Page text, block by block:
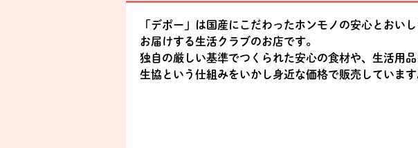
「デポー」は国産にこだわったホンモノの安心とおい
お届けする生活クラブのお店です。
独自の厳しい基準でつくられた安心の食材や、生活用品
生協という仕組みをいかし身近な価格で販売しています